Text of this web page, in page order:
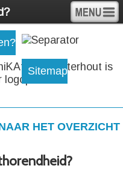
Sitemap
HET OVERZICHT